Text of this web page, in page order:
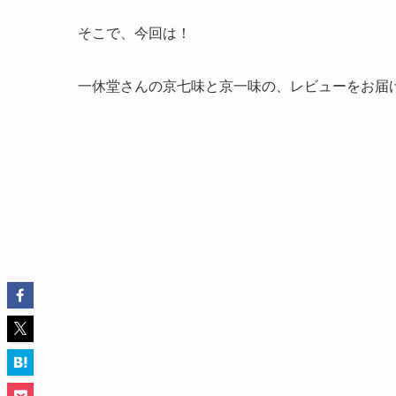
そこで、今回は！
一休堂さんの京七味と京一味の、レビューをお届